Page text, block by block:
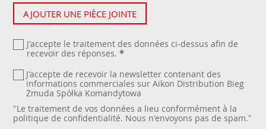
AJOUTER UNE PIÈCE JOINTE
J'accepte le traitement des données ci-dessus afin de
recevoir des réponses. *
J'accepte de recevoir la newsletter contenant des
informations commerciales sur Aikon Distribution Bieg
Żmuda Spółka Komandytowa
"Le traitement de vos données a lieu conformément à la
politique de confidentialité. Nous n'envoyons pas de spam."